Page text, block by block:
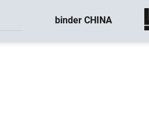
binder CHINA